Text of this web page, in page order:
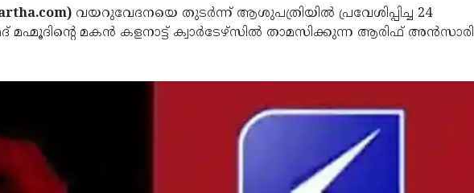
വയറുവേദനയെ തുടര്‍ന്ന് ആശുപത്രിയില്‍ പ്രവേശിപ്പിച്ച 24
മകന്‍ കളനാട്ട് ക്വാര്‍ടേഴ്‌സില്‍ താമസിക്കുന്ന ആരിഫ് അന്‍സാരി